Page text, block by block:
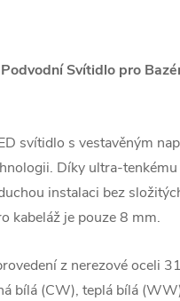
Svítidlo pro
svítidlo s vestavěným
Díky ultra-
instalaci bez
kabeláž je pouze 8 mm.
z nerezové oceli
bílá (CW), teplá bílá